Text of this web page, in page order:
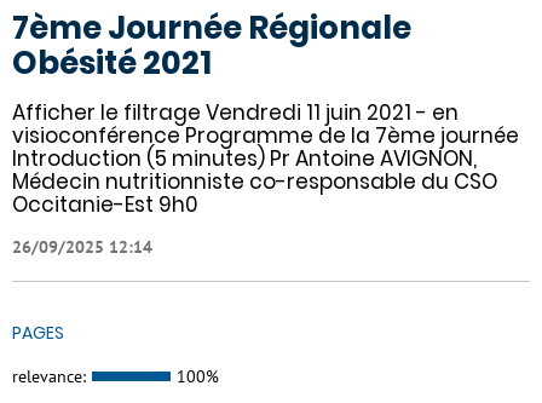
7ème Journée Régionale
Obésité 2021
Afficher le filtrage Vendredi 11 juin 2021 - en
visioconférence Programme de la 7ème journée
Introduction (5 minutes) Pr Antoine AVIGNON,
Médecin nutritionniste co-responsable du CSO
Occitanie-Est 9h0
26/09/2025 12:14
PAGES
relevance: 100%